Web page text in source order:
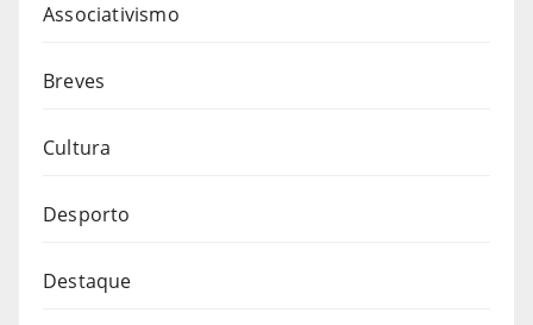
Associativismo
Breves
Cultura
Desporto
Destaque